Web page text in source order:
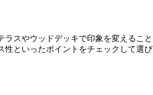
スやウッドデッキで印象を変えること
といったポイントをチェックして選び